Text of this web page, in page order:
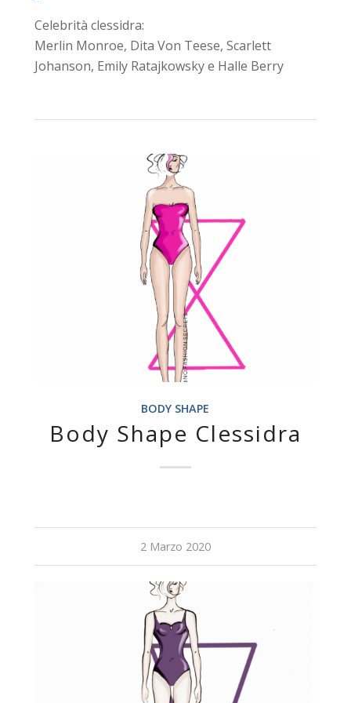
Celebrità clessidra:
Merlin Monroe, Dita Von Teese, Scarlett
Johanson, Emily Ratajkowsky e Halle Berry
BODY SHAPE
Body Shape Clessidra
2 Marzo 2020